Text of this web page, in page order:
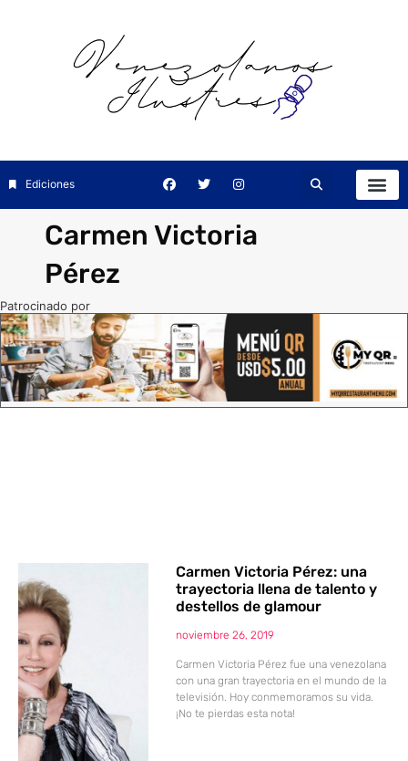
Ediciones
Carmen Victoria
Pérez
Patrocinado por
Carmen Victoria Pérez: una
trayectoria llena de talento y
destellos de glamour
noviembre 26, 2019
Carmen Victoria Pérez fue una venezolana
con una gran trayectoria en el mundo de la
televisión. Hoy conmemoramos su vida.
¡No te pierdas esta nota!